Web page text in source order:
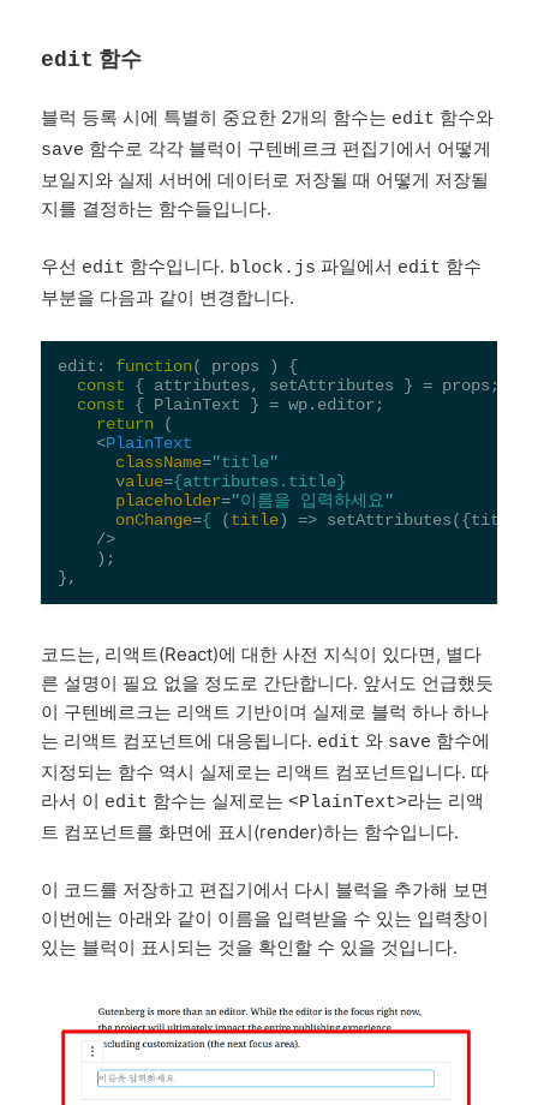
edit 함수
블럭 등록 시에 특별히 중요한 2개의 함수는 edit 함수와
save 함수로 각각 블럭이 구텐베르크 편집기에서 어떻게
보일지와 실제 서버에 데이터로 저장될 때 어떻게 저장될
지를 결정하는 함수들입니다.
우선 edit 함수입니다. block.js 파일에서 edit 함수
부분을 다음과 같이 변경합니다.
edit: function ( props ) {
const { attributes, setAttributes } = props;
const { PlainText } = wp.editor;
return (
<PlainText
className="title"
value={attributes.title}
placeholder="이름을 입력하세요"
onChange={ ( title) =>
    />
    );
코드는, 리액트(React)에 대한 사전 지식이 있다면, 별다
른 설명이 필요 없을 정도로 간단합니다. 앞서도 언급했듯
이 구텐베르크는 리액트 기반이며 실제로 블럭 하나 하나
는 리액트 컴포넌트에 대응됩니다. edit 와 save 함수에
지정되는 함수 역시 실제로는 리액트 컴포넌트입니다. 따
라서 이 edit 함수는 실제로는<PlainText>라는 리액
트 컴포넌트를 화면에 표시(render)하는 함수입니다.
이 코드를 저장하고 편집기에서 다시 블럭을 추가해 보면
이번에는 아래와 같이 이름을 입력받을 수 있는 입력창이
있는 블럭이 표시되는 것을 확인할 수 있을 것입니다.